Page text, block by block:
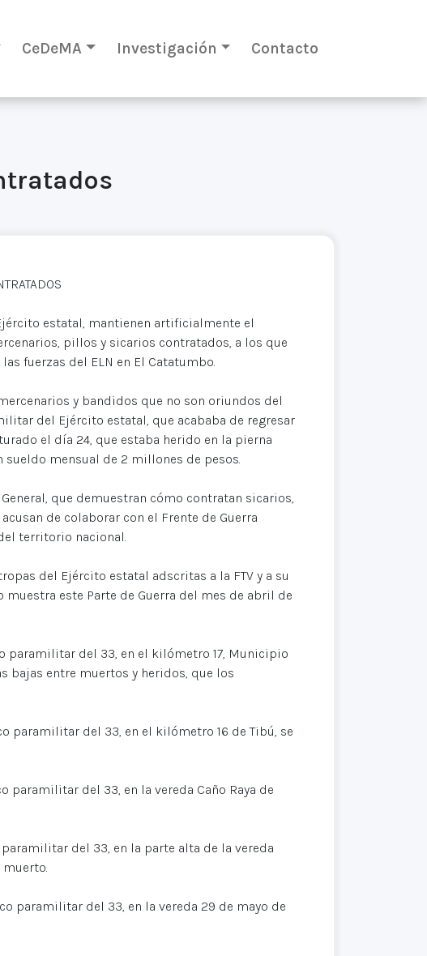
CeDeMA Investigación Contacto
estatal, mantienen artificialmente el
pillos y sicarios contratados, a los que
fuerzas del ELN en El Catatumbo.
y bandidos que no son oriundos del
del Ejército estatal, que acababa de regresar
el día 24, que estaba herido en la pierna
sueldo mensual de 2 millones de pesos.
que demuestran cómo contratan sicarios,
de colaborar con el Frente de Guerra
territorio nacional.
del Ejército estatal adscritas a la FTV y a su
este Parte de Guerra del mes de abril de
paramilitar del 33, en el kilómetro 17, Municipio
bajas entre muertos y heridos, que los
paramilitar del 33, en el kilómetro 16 de Tibú, se
paramilitar del 33, en la vereda Caño Raya de
paramilitar del 33, en la parte alta de la vereda
muerto.
paramilitar del 33, en la vereda 29 de mayo de